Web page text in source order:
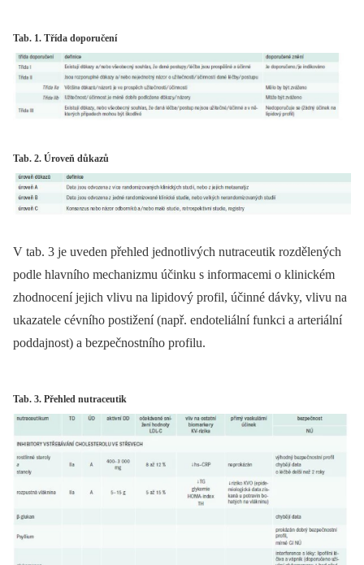
Tab. 1. Třída doporučení
Tab. 2. Úroveň důkazů
V tab. 3 je uveden přehled jednotlivých nutraceutik rozdělených
podle hlavního mechanizmu účinku s informacemi o klinickém
zhodnocení jejich vlivu na lipidový profil, účinné dávky, vlivu na
ukazatele cévního postižení (např. endoteliální funkci a arteriální
poddajnost) a bezpečnostního profilu.
Tab. 3. Přehled nutraceutik